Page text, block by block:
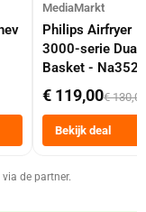
MediaMarkt
Philips Airfryer
3000-serie Dual
Basket -
Dubbele Mand 9
Tot 6 Personen
Heteluchtfriteuse
Zwart
€ 119,00€ 130,00
Bekijk deal
de partner.